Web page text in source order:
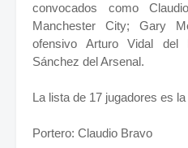
convocados como
Manchester City; Gary
ofensivo Arturo Vidal del
Sánchez del Arsenal.
La lista de 17 jugadores es
Portero: Claudio Bravo